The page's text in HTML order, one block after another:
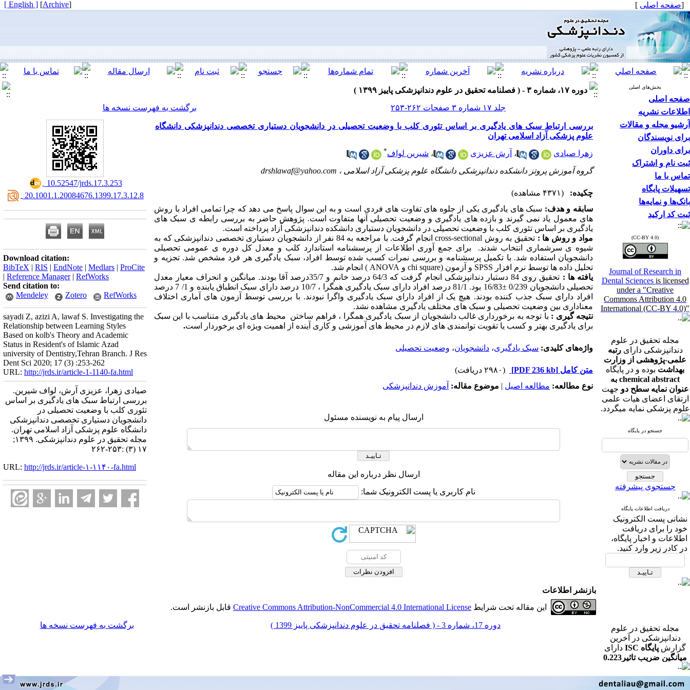
[صفحه اصلی ]
[
Archive
]
[ English ]
بخش‌های اصلی
صفحه اصلی
اطلاعات نشریه
آرشیو مجله و مقالات
برای نویسندگان
برای داوران
ثبت نام و اشتراک
تماس با ما
تسهیلات پایگاه
بانک‌ها و نمایه‌ها
ثبت کد ارکید
(CC-BY 4.0)
Journal of Research in
Dental Sciences is licensed
under a "Creative
Commons Attribution 4.0
International (CC-BY 4.0)"
مجله تحقیق در علوم
دندانپزشکی دارایرتبه
علمی-پژوهشی از وزارت
بهداشت بوده و در پایگاه
chemical abstract به
عنوان نمایه سطح دو جهت
ارتقای اعضای هیات علمی
علوم پزشکی نمایه میگردد.
جستجو در پایگاه
جستجوی پیشرفته
دریافت اطلاعات پایگاه
نشانی پست الکترونیک
خود را برای دریافت
اطلاعات و اخبار پایگاه،
در کادر زیر وارد کنید.
مجله تحقیق در علوم
دندانپزشکی در آخرین
گزارشپایگاه ISC
دارای
میانگین ضریب تاثیر0.223
در رشته دندانپزشکی می
باشد.
دوره ۱۷، شماره ۳ - ( فصلنامه تحقیق در علوم دندانپزشکی پاییز ۱۳۹۹ )
جلد ۱۷ شماره ۳ صفحات ۲۶۲-۲۵۳
برگشت به فهرست نسخه ها
بررسی ارتباط سبک های یادگیری بر اساس تئوری کلب با وضعیت تحصیلی در دانشجویان دستیاری تخصصی دندانپزشکی دانشگاه
علوم پزشکی آزاد اسلامی تهران
زهرا صیادی ، آرش عزیزی ، شیرین لواف*
گروه آموزش پروتز دانشکده دندانپزشکی دانشگاه علوم پزشکی آزاد اسلامی ، drshlawaf@yahoo.com
چکیده:
(۴۳۷۱ مشاهده)
سابقه و هدف: سبک های یادگیری یکی از جلوه های تفاوت های فردی است و به این سوال پاسخ می دهد که چرا تمامی افراد با روش
های معمول یاد نمی گیرند و بازده های یادگیری و وضعیت تحصیلی آنها متفاوت است. پژوهش حاضر به بررسی رابطه ی سبک های
یادگیری بر اساس تئوری کلب با وضعیت تحصیلی در دانشجویان دستیاری دانشکده دندانپزشکی آزاد پرداخته است.
مواد و روش ها : تحقیق به روش cross-sectional
انجام گرفت. با مراجعه به 84 نفر از دانشجویان دستیاری تخصصی دندانپزشکی که به
شیوه ی سرشماری انتخاب شدند. برای جمع آوری اطلاعات از پرسشنامه استاندارد کلب و معدل کل دوره ی عمومی تحصیلی
دانشجویان استفاده شد. با تکمیل پرسشنامه و بررسی نمرات کسب شده توسط افراد، سبک یادگیری هر فرد مشخص شد. تجزیه و
تحلیل داده ها توسط نرم افزار SPSS و آزمون (chi square و ANOVA ) انجام شد.
یافته ها :
تحقیق روی 84 دستیار دندانپزشکی انجام گرفت که 64/3 درصد خانم و 35/7درصد آقا بودند. میانگین و انحراف معیار معدل
تحصیلی دانشجویان 0/239
±16/83 بود. 81/1 درصد افراد دارای سبک یادگیری همگرا ،
10/7 درصد دارای سبک انطباق یابنده و 1/ 7 درصد
افراد دارای سبک جذب کننده بودند. هیچ یک از افراد دارای سبک یادگیری واگرا نبودند. با بررسی توسط آزمون های آماری اختلاف
معناداری بین وضعیت تحصیلی و سبک های مختلف یادگیری مشاهده نشد.
نتیجه گیری : با توجه به برخورداری غالب دانشجویان از سبک یادگیری همگرا ، فراهم ساختن محیط های یادگیری متناسب با این سبک
برای یادگیری بهتر و کسب یا تقویت توانمندی های لازم در محیط های آموزشی و کاری آینده از اهمیت ویژه ای برخوردار است.
واژه‌های کلیدی: سبک یادگیری، دانشجویان، وضعیت تحصیلی
متن کامل [PDF 236 kb]
(۲۹۸۰ دریافت)
نوع مطالعه: مطالعه اصیل | موضوع مقاله: آموزش دندانپزشکی
ارسال پیام به نویسنده مسئول
ارسال نظر درباره این مقاله
نام کاربری یا پست الکترونیک شما:
‎ 10.52547/jrds.17.3.253
‎ 20.1001.1.20084676.1399.17.3.12.8
Download citation:
BibTeX | RIS | EndNote | Medlars | ProCite
| Reference Manager| RefWorks
Send citation to:
Mendeley
Zotero RefWorks
sayadi Z, azizi A, lawaf S. Investigating the
Relationship between Learning Styles
Based on kolb's Theory and Academic
Status in Resident's of Islamic Azad
university of Dentistry,Tehran Branch. J Res
Dent Sci 2020; 17 (3) :253-262
URL: http://jrds.ir/article-1-1140-fa.html
صیادی زهرا، عزیزی آرش، لواف شیرین.
بررسی ارتباط سبک های یادگیری بر اساس
تئوری کلب با وضعیت تحصیلی در
دانشجویان دستیاری تخصصی دندانپزشکی
دانشگاه علوم پزشکی آزاد اسلامی تهران.
مجله تحقیق در علوم دندانپزشکی. ۱۳۹۹;
۱۷ (۳) :۲۵۳-۲۶۲
URL: http://jrds.ir/article-۱-۱۱۴۰-fa.html
بازنشر اطلاعات
این مقاله تحت شرایط Creative Commons Attribution-NonCommercial 4.0 International License قابل بازنشر است.
دوره 17، شماره 3 - ( فصلنامه تحقیق در علوم دندانپزشکی پاییز 1399 ) برگشت به فهرست نسخه ها